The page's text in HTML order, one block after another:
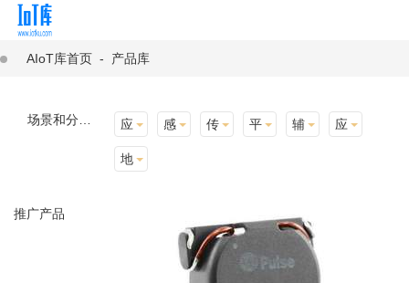
AIoT库首页 - 产品库
应用场景 感知层 传输层 平台层 辅助产品与材料 应用终端
地址选择
推广产品